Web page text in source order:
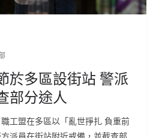
於多區設街站 警派
部分途人
工盟在多區以「亂世掙扎 負重前